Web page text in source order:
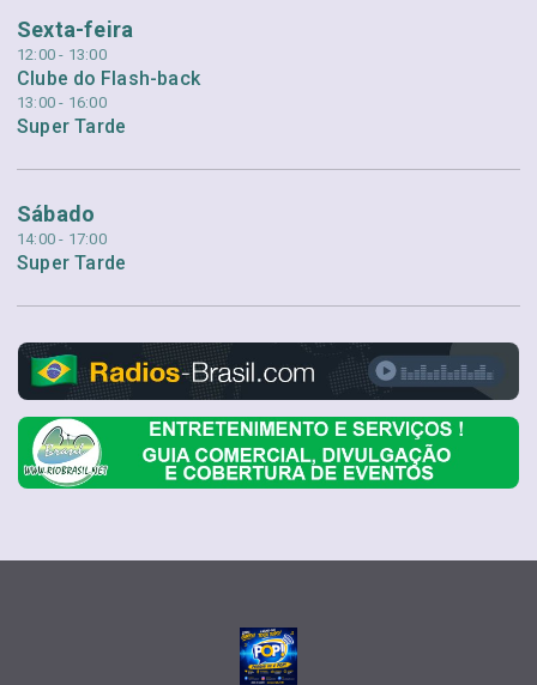
Sexta-feira
12:00 - 13:00
Clube do Flash-back
13:00 - 16:00
Super Tarde
Sábado
14:00 - 17:00
Super Tarde